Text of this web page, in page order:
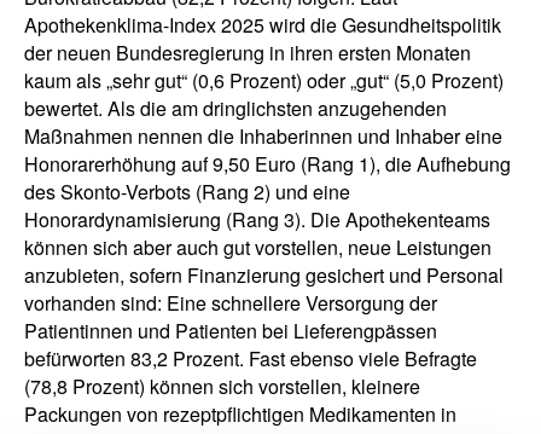
Apothekenklima-Index 2025 wird die Gesundheitspolitik
der neuen Bundesregierung in ihren ersten Monaten
kaum als „sehr gut“ (0,6 Prozent) oder „gut“ (5,0 Prozent)
bewertet. Als die am dringlichsten anzugehenden
Maßnahmen nennen die Inhaberinnen und Inhaber eine
Honorarerhöhung auf 9,50 Euro (Rang 1), die Aufhebung
des Skonto-Verbots (Rang 2) und eine
Honorardynamisierung (Rang 3). Die Apothekenteams
können sich aber auch gut vorstellen, neue Leistungen
anzubieten, sofern Finanzierung gesichert und Personal
vorhanden sind: Eine schnellere Versorgung der
Patientinnen und Patienten bei Lieferengpässen
befürworten 83,2 Prozent. Fast ebenso viele Befragte
(78,8 Prozent) können sich vorstellen, kleinere
Packungen von rezeptpflichtigen Medikamenten in